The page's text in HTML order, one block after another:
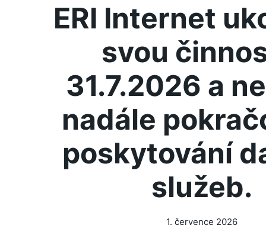
ERI Internet
svou
31.7.2026 a
nadále
poskytování
služeb.
1. července 2026